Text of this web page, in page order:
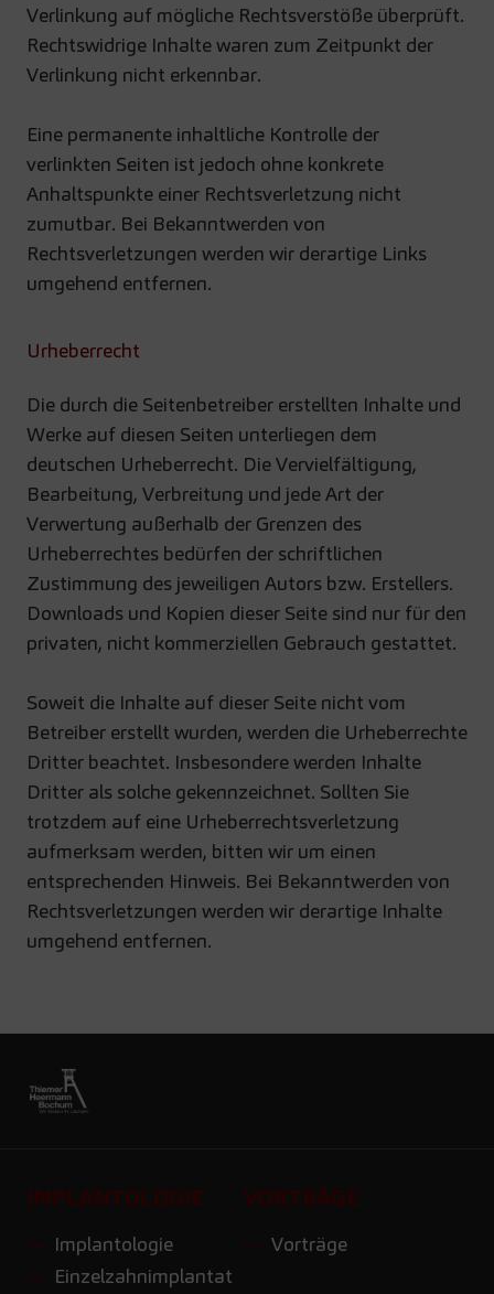
Verlinkung auf mögliche Rechtsverstöße überprüft.
Rechtswidrige Inhalte waren zum Zeitpunkt der
Verlinkung nicht erkennbar.
Eine permanente inhaltliche Kontrolle der
verlinkten Seiten ist jedoch ohne konkrete
Anhaltspunkte einer Rechtsverletzung nicht
zumutbar. Bei Bekanntwerden von
Rechtsverletzungen werden wir derartige Links
umgehend entfernen.
Urheberrecht
Die durch die Seitenbetreiber erstellten Inhalte und
Werke auf diesen Seiten unterliegen dem
deutschen Urheberrecht. Die Vervielfältigung,
Bearbeitung, Verbreitung und jede Art der
Verwertung außerhalb der Grenzen des
Urheberrechtes bedürfen der schriftlichen
Zustimmung des jeweiligen Autors bzw. Erstellers.
Downloads und Kopien dieser Seite sind nur für den
privaten, nicht kommerziellen Gebrauch gestattet.
Soweit die Inhalte auf dieser Seite nicht vom
Betreiber erstellt wurden, werden die Urheberrechte
Dritter beachtet. Insbesondere werden Inhalte
Dritter als solche gekennzeichnet. Sollten Sie
trotzdem auf eine Urheberrechtsverletzung
aufmerksam werden, bitten wir um einen
entsprechenden Hinweis. Bei Bekanntwerden von
Rechtsverletzungen werden wir derartige Inhalte
umgehend entfernen.
IMPLANTOLOGIE
Implantologie
Einzelzahnimplantat
VORTRÄGE
Vorträge